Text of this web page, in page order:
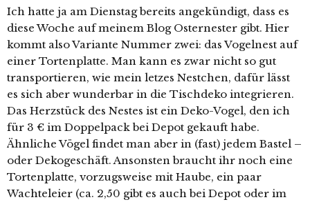
Ich hatte ja am Dienstag bereits angekündigt, dass es
diese Woche auf meinem Blog Osternester gibt. Hier
kommt also Variante Nummer zwei: das Vogelnest auf
einer Tortenplatte. Man kann es zwar nicht so gut
transportieren, wie mein letzes Nestchen, dafür lässt
es sich aber wunderbar in die Tischdeko integrieren.
Das Herzstück des Nestes ist ein Deko-Vogel, den ich
für 3 € im Doppelpack bei Depot gekauft habe.
Ähnliche Vögel findet man aber in (fast) jedem Bastel –
oder Dekogeschäft. Ansonsten braucht ihr noch eine
Tortenplatte, vorzugsweise mit Haube, ein paar
Wachteleier (ca. 2,50 gibt es auch bei Depot oder im